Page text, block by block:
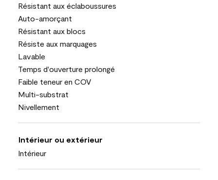
Résistant aux éclaboussures
Auto-amorçant
Résistant aux blocs
Résiste aux marquages
Lavable
Temps d'ouverture prolongé
Faible teneur en COV
Multi-substrat
Nivellement
Intérieur ou extérieur
Intérieur